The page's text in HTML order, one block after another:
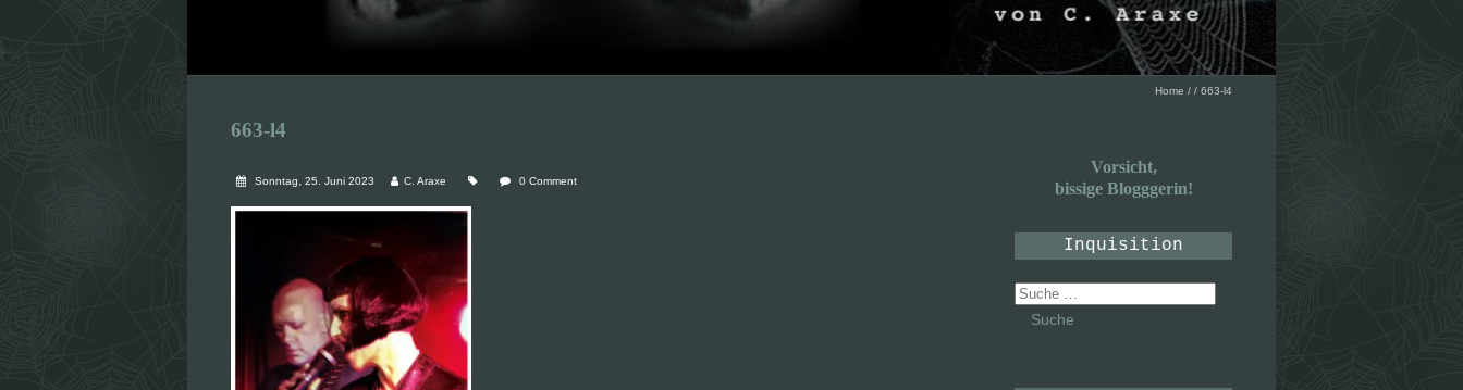
Home / / 663-l4
663-l4
Sonntag, 25. Juni 2023 C. Araxe 0 Comment
Vorsicht,
bissige Blogggerin!
Inquisition
Suche
nach: